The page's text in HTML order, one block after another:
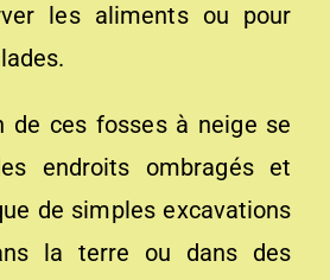
les aliments ou pour
de ces fosses à neige se
endroits ombragés et
de simples excavations
la terre ou dans des